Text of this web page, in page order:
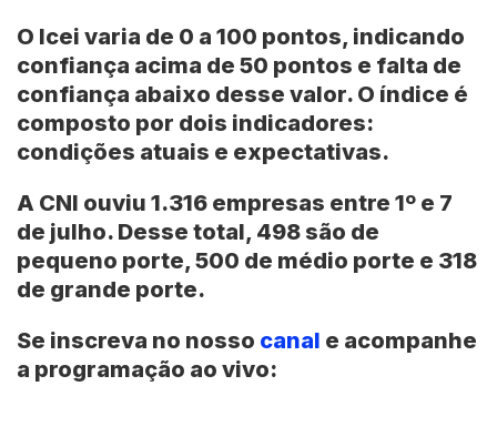
O Icei varia de 0 a 100 pontos, indicando
confiança acima de 50 pontos e falta de
confiança abaixo desse valor. O índice é
composto por dois indicadores:
condições atuais e expectativas.
A CNI ouviu 1.316 empresas entre 1º e 7
de julho. Desse total, 498 são de
pequeno porte, 500 de médio porte e 318
de grande porte.
Se inscreva no nosso canal e acompanhe
a programação ao vivo: